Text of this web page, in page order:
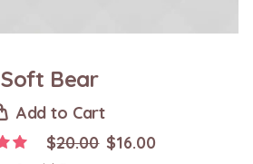
Soft Bear
Add to Cart
$20.00 Original
$16.00